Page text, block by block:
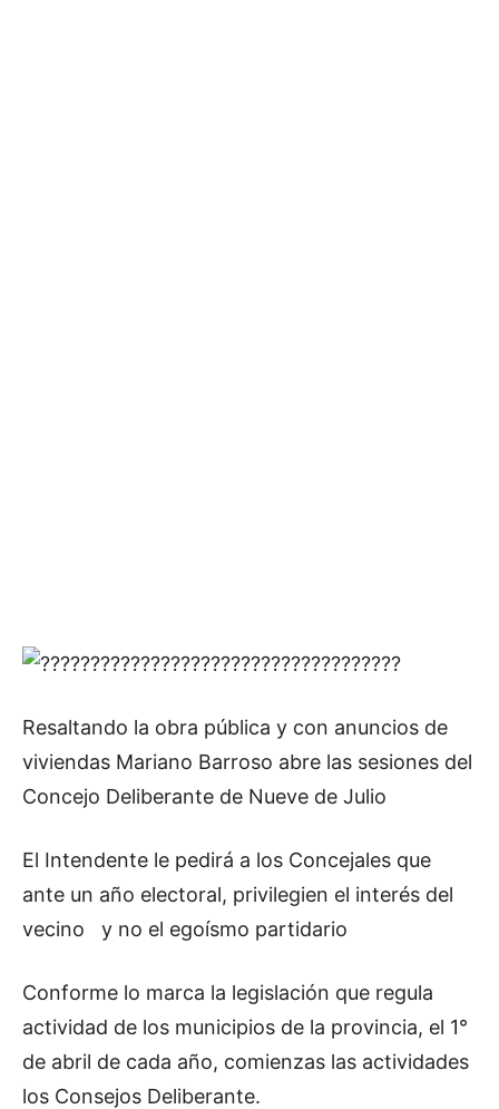
Resaltando la obra pública y con anuncios de
viviendas Mariano Barroso abre las sesiones del
Concejo Deliberante de Nueve de Julio
El Intendente le pedirá a los Concejales que
ante un año electoral, privilegien el interés del
vecino y no el egoísmo partidario
Conforme lo marca la legislación que regula
actividad de los municipios de la provincia, el 1°
de abril de cada año, comienzas las actividades
los Consejos Deliberante.